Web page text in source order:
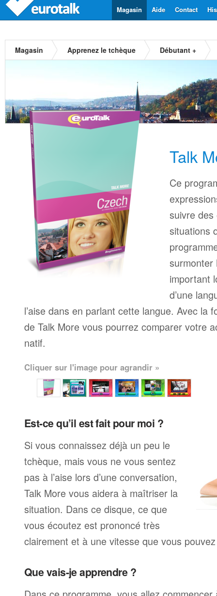
Contact
Aide
Magasin
Magasin Apprenez le tchèque Débutant +
Talk
Ce
suivre
situations
surmonter
important
d’une
l’aise dans en parlant cette langue. Avec la
de Talk More vous pourrez comparer votre
natif.
Cliquer sur l'image pour agrandir »
Est-ce qu’il est fait pour moi ?
Si vous connaissez déjà un peu le
tchèque, mais vous ne vous sentez
pas à l’aise lors d’une conversation,
Talk More vous aidera à maîtriser la
situation. Dans ce disque, ce que
vous écoutez est prononcé très
clairement et à une vitesse que vous
Que vais-je apprendre ?